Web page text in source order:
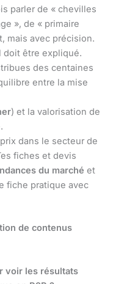
parler de « chevilles
», de « primaire
mais avec précision.
doit être expliqué.
des centaines
entre la mise
) et la valorisation de
dans le secteur de
fiches et devis
du marché et
fiche pratique avec
de contenus
voir les résultats